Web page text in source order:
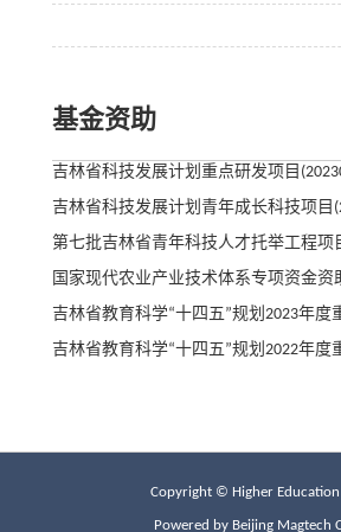
基金资助
吉林省科技发展计划重点研发项目
吉林省科技发展计划青年成长科技项目
第七批吉林省青年科技人才托举工程项
国家现代农业产业技术体系专项资金资
吉林省教育科学“十四五”规划2023年度
吉林省教育科学“十四五”规划2022年度
Copyright © Higher Education
Powered by Beijing Magtech